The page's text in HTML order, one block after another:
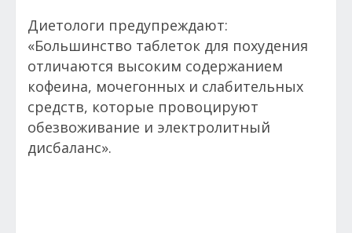
Диетологи предупреждают:
«Большинство таблеток для похудения
отличаются высоким содержанием
кофеина, мочегонных и слабительных
средств, которые провоцируют
обезвоживание и электролитный
дисбаланс».